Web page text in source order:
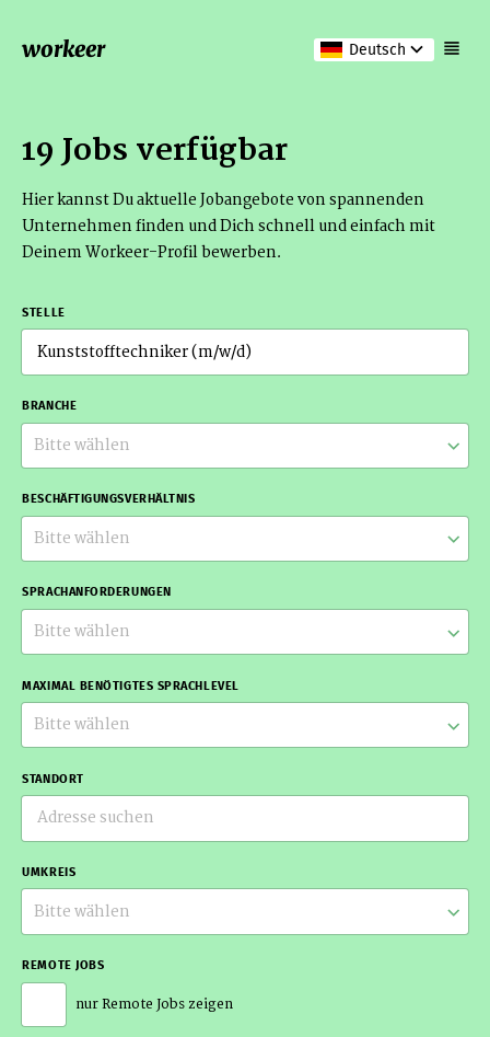
workeer Deutsch
19 Jobs verfügbar
Hier kannst Du aktuelle Jobangebote von spannenden
Unternehmen finden und Dich schnell und einfach mit
Deinem Workeer-Profil bewerben.
STELLE
BRANCHE
Bitte wählen
BESCHÄFTIGUNGSVERHÄLTNIS
Bitte wählen
SPRACHANFORDERUNGEN
Bitte wählen
MAXIMAL BENÖTIGTES SPRACHLEVEL
Bitte wählen
STANDORT
UMKREIS
Bitte wählen
REMOTE JOBS
nur Remote Jobs zeigen